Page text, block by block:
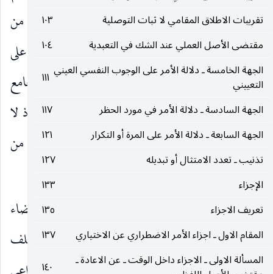
تقريبات الاطلاق المقامي لا ثبات التوصلية
١٠٣
مقتضى الأصل العملي عند الشك في التعبدية
١٠٤
الجهة الخامسة ـ دلالة الأمر على الوجوب النفسي العيني
التعييني
١١١
الجهة السادسة ـ دلالة الأمر في مورد الحظر
١١٧
الجهة السابعة ـ دلالة الأمر على المرة أو التكرار
١٢١
تذنيب ـ تعدد الامتثال أو تبديله
١٢٧
الإجزاء
١٣٣
تعريف الاجزاء
١٣٥
المقام الاول ـ اجزاء الأمر الاضطراري عن الاختياري
١٣٧
المسألة الاولى ـ الاجزاء داخل الوقت ـ عن الاعادة ـ
١٤٠
بأزيد من اعتبار القدرة على الواجب بنحو لا يلزم من
التكليف الإحراج المذكور ، وهذا يكفي فيه القدرة على
بعض أفراد الواجب الموسع فيبقى تعلق التكليف بالجامع
بين الفرد المزاحم وغيره من الواجب الموسع معقولا إذ لا
يلزم منه المحذور العقلي فيكون الفرد المزاحم فردا من
المأمور به أيضا.
واما إذا قلنا باعتبار القدرة في الخطاب من جهة اقتضاء
نفس التكليف لذلك لأنه عبارة عن جعل الداعي للمكلف